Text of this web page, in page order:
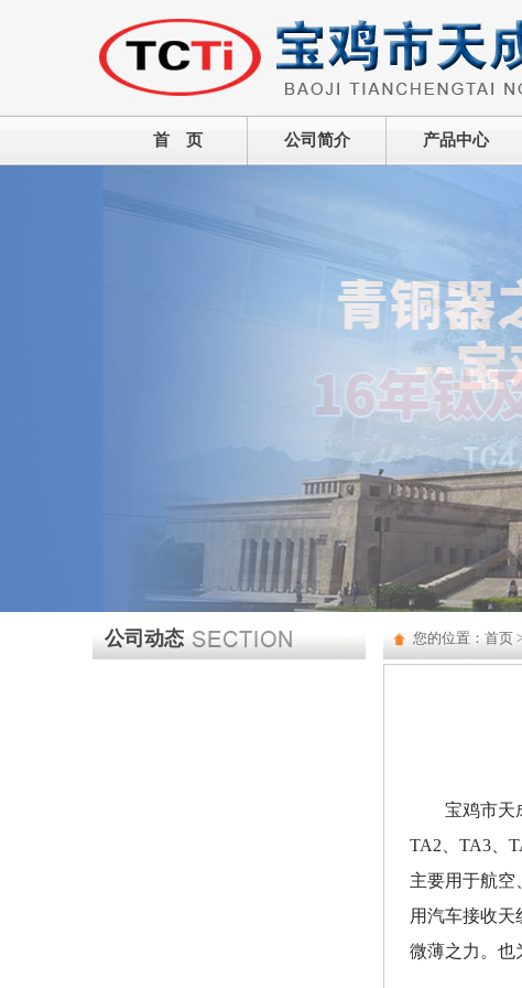
首 页 公司简介 产品中心
公司动态 您的位置：首页
宝鸡市天
TA2、TA3、
主要用于航空
用汽车接收
微薄之力。也